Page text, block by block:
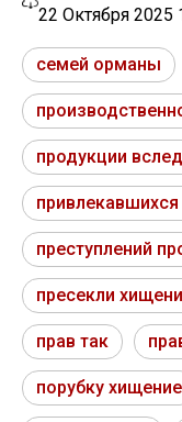
22 Октября 2025
семей орманы
продукции
привлекавшихся
преступлений
пресекли
прав так
порубку хищение